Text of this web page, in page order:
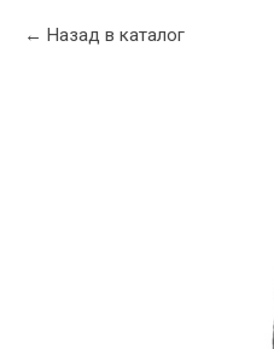
Назад в каталог